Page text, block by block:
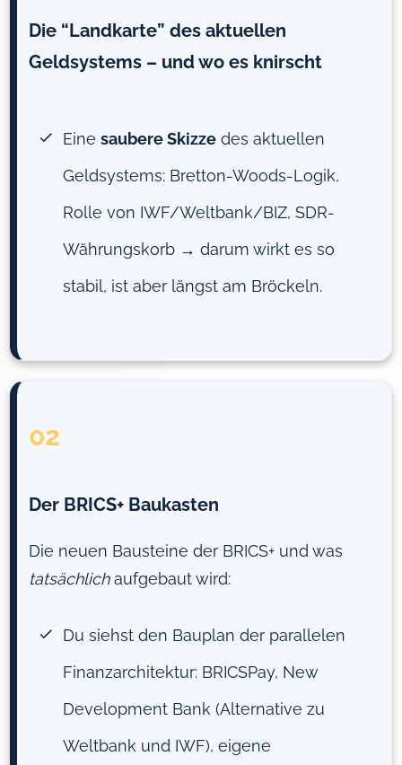
Die “Landkarte” des aktuellen
Geldsystems – und wo es knirscht
Eine saubere Skizze des aktuellen
Geldsystems: Bretton-Woods-Logik,
Rolle von IWF/Weltbank/BIZ, SDR-
Währungskorb → darum wirkt es so
stabil, ist aber längst am Bröckeln.
02
Der BRICS+ Baukasten
Die neuen Bausteine der BRICS+ und was
tatsächlichaufgebaut wird:
Du siehst den Bauplan der parallelen
Finanzarchitektur: BRICSPay, New
Development Bank (Alternative zu
Weltbank und IWF), eigene